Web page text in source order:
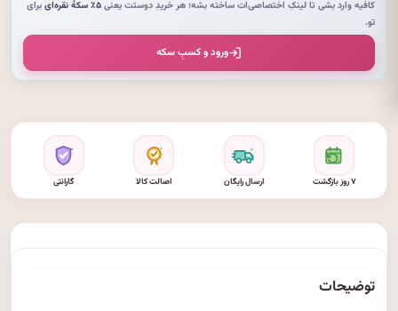
کافیه وارد بشی تا لینکِ اختصاصی‌ات ساخته بشه؛ هر خریدِ دوستت یعنی۵٪ سکهٔ نقره‌ای
برای
تو.
ورود و کسبِ سکه
۷ روز بازگشت ارسال رایگان اصالت کالا گارانتی
توضیحات